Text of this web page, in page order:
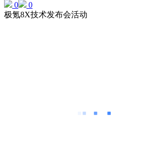
0
0
极氪8X技术发布会活动